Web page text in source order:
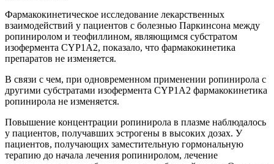
Фармакокинетическое исследование лекарственных
взаимодействий у пациентов с болезнью Паркинсона между
ропиниролом и теофиллином, являющимся субстратом
изофермента CYP1A2, показало, что фармакокинетика
препаратов не изменяется.
В связи с чем, при одновременном применении ропинирола с
другими субстратами изофермента СYP1А2 фармакокинетика
ропинирола не изменяется.
Повышение концентрации ропинирола в плазме наблюдалось
у пациентов, получавших эстрогены в высоких дозах. У
пациентов, получающих заместительную гормональную
терапию до начала лечения ропиниролом, лечение